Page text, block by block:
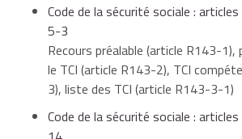
Code de la sécurité sociale :
5-3
Recours préalable (article R143-1),
le TCI (article R143-2), TCI
3), liste des TCI (article R143-3-1)
Code de la sécurité sociale :